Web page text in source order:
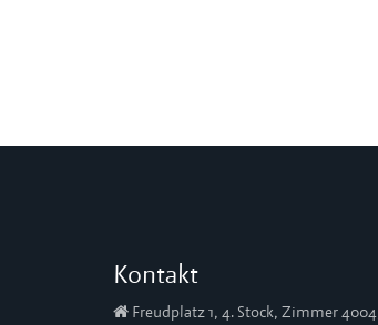
Kontakt
Freudplatz 1, 4. Stock, Zimmer